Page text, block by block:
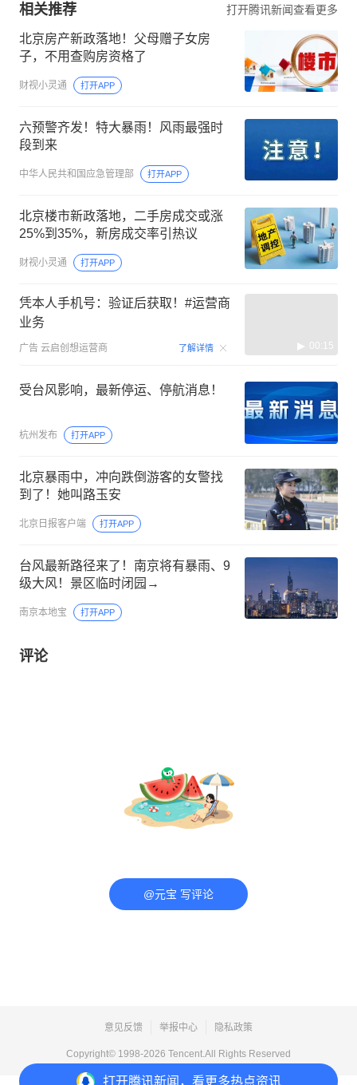
打开腾讯新闻，看更多热点资讯
相关推荐 打开腾讯新闻查看更多
北京房产新政落地！父母赠子女房
子，不用查购房资格了
财视小灵通 打开APP
六预警齐发！特大暴雨！风雨最强时
段到来
中华人民共和国应急管理部 打开APP
北京楼市新政落地，二手房成交或涨
25%到35%，新房成交率引热议
财视小灵通 打开APP
凭本人手机号：验证后获取！#运营商
业务
广告 云启创想运营商 了解详情 00:15
受台风影响，最新停运、停航消息！
杭州发布 打开APP
北京暴雨中，冲向跌倒游客的女警找
到了！她叫路玉安
北京日报客户端 打开APP
台风最新路径来了！南京将有暴雨、9
级大风！景区临时闭园→
南京本地宝 打开APP
评论
@元宝 写评论
意见反馈 举报中心 隐私政策
Copyright© 1998-2026 Tencent.All Rights Reserved